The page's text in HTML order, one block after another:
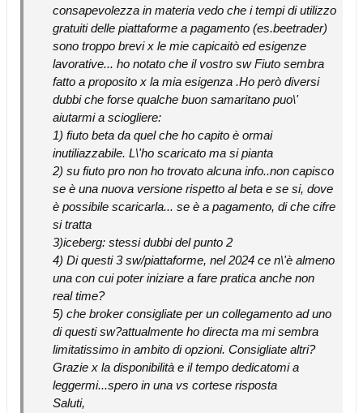
consapevolezza in materia vedo che i tempi di utilizzo
gratuiti delle piattaforme a pagamento (es.beetrader)
sono troppo brevi x le mie capicaitò ed esigenze
lavorative... ho notato che il vostro sw Fiuto sembra
fatto a proposito x la mia esigenza .Ho però diversi
dubbi che forse qualche buon samaritano puo\'
aiutarmi a sciogliere:
1) fiuto beta da quel che ho capito è ormai
inutiliazzabile. L\'ho scaricato ma si pianta
2) su fiuto pro non ho trovato alcuna info..non capisco
se è una nuova versione rispetto al beta e se si, dove
è possibile scaricarla... se è a pagamento, di che cifre
si tratta
3)iceberg: stessi dubbi del punto 2
4) Di questi 3 sw/piattaforme, nel 2024 ce n\'è almeno
una con cui poter iniziare a fare pratica anche non
real time?
5) che broker consigliate per un collegamento ad uno
di questi sw?attualmente ho directa ma mi sembra
limitatissimo in ambito di opzioni. Consigliate altri?
Grazie x la disponibilità e il tempo dedicatomi a
leggermi...spero in una vs cortese risposta
Saluti,